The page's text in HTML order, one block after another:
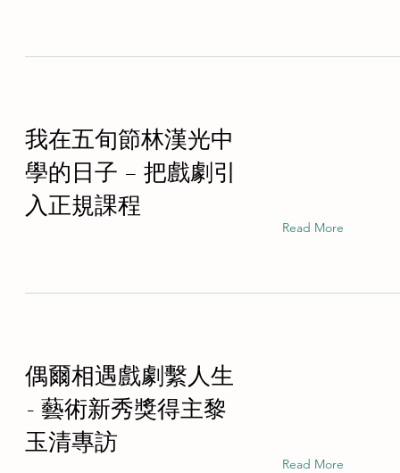
我在五旬節林漢光中
學的日子 – 把戲劇引
入正規課程
Read More
偶爾相遇戲劇繫人生
- 藝術新秀獎得主黎
玉清專訪
Read More